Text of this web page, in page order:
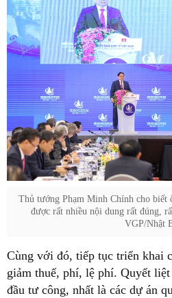
Thủ tướng Phạm Minh Chính cho biết
được rất nhiều nội dung rất đúng,
VGP/Nhật
Cùng với đó, tiếp tục triển khai
giảm thuế, phí, lệ phí. Quyết
đầu tư công, nhất là các dự án